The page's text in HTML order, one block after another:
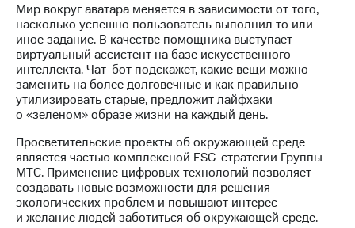
и
аудит
Рынок
акций
Описание
Программа
приобретения
выкупа
акций
Дивиденды
Рынок
облигаций
Мир вокруг аватара меняется в зависимости от того,
насколько успешно пользователь выполнил то или
иное задание. В качестве помощника выступает
виртуальный ассистент на базе искусственного
интеллекта. Чат-бот подскажет, какие вещи можно
заменить на более долговечные и как правильно
утилизировать старые, предложит лайфхаки
о «зеленом» образе жизни на каждый день.
Просветительские проекты об окружающей среде
является частью комплексной ESG-стратегии Группы
МТС. Применение цифровых технологий позволяет
создавать новые возможности для решения
экологических проблем и повышают интерес
и желание людей заботиться об окружающей среде.